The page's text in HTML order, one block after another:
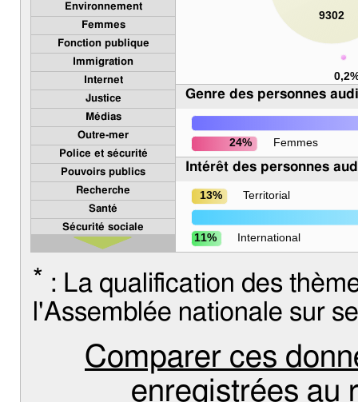
Environnement
Femmes
Fonction publique
Immigration
Internet
Justice
Médias
Outre-mer
Police et sécurité
Pouvoirs publics
Recherche
Santé
Sécurité sociale
Société
Transports
Travail et emploi
Union européenne
9302
Genre des personnes
Femmes
24%
Intérêt des personnes
Territorial
13%
International
11%
* : La qualification des
l'Assemblée nationale sur
Comparer ces
enregistrées au